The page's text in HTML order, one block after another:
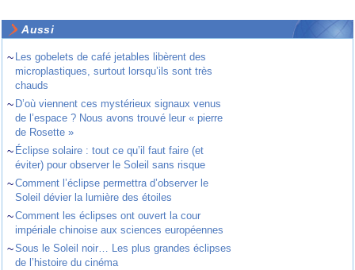
Aussi
~ Les gobelets de café jetables libèrent des
microplastiques, surtout lorsqu’ils sont très
chauds
~ D’où viennent ces mystérieux signaux venus
de l’espace ? Nous avons trouvé leur « pierre
de Rosette »
~ Éclipse solaire : tout ce qu’il faut faire (et
éviter) pour observer le Soleil sans risque
~Comment l’éclipse permettra d’observer le
Soleil dévier la lumière des étoiles
~Comment les éclipses ont ouvert la cour
impériale chinoise aux sciences européennes
~Sous le Soleil noir… Les plus grandes éclipses
de l’histoire du cinéma